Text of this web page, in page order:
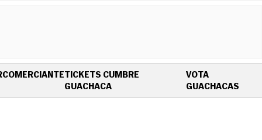
COMERCIANTETICKETS CUMBRE
GUACHACAOPENS IN NEW WINDOW
VOTA
GUACHACAS